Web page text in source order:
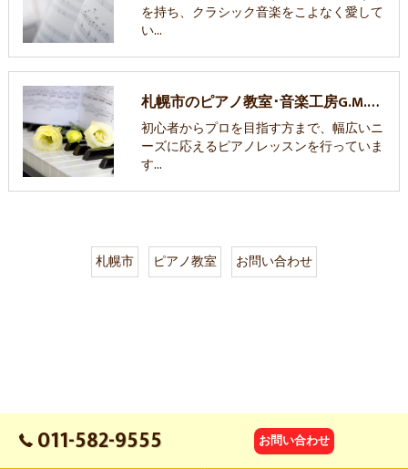
を持ち、クラシック音楽をこよなく愛して
い…
札幌市のピアノ教室･音楽工房G.M.P the 大楽の評判
初心者からプロを目指す方まで、幅広いニ
ーズに応えるピアノレッスンを行っていま
す…
札幌市 ピアノ教室 お問い合わせ
011-582-9555 お問い合わせ